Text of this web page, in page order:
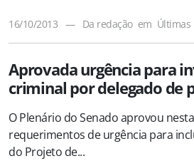
16/10/2013 — Da redação em Últimas
Aprovada urgência para
criminal por delegado de
O Plenário do Senado aprovou
requerimentos de urgência para
do Projeto de...